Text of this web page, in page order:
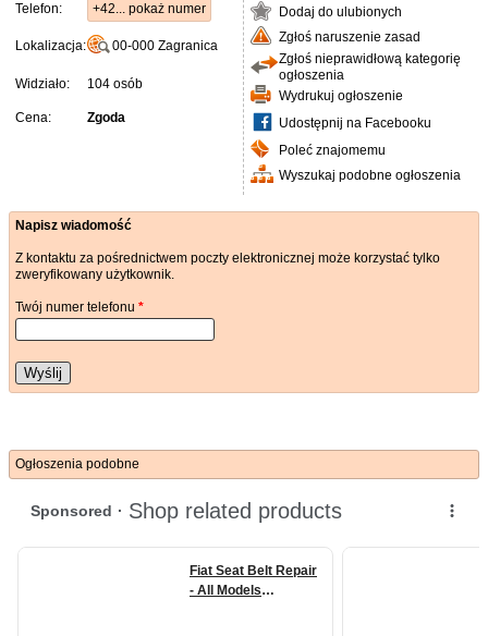
Telefon: +42... pokaż numer
Lokalizacja: 00-000 Zagranica
Widziało: 104 osób
Cena: Zgoda
Dodaj do ulubionych
Zgłoś naruszenie zasad
Zgłoś nieprawidłową kategorię
ogłoszenia
Wydrukuj ogłoszenie
Udostępnij na Facebooku
Poleć znajomemu
Wyszukaj podobne ogłoszenia
Napisz wiadomość
Z kontaktu za pośrednictwem poczty elektronicznej może korzystać tylko
zweryfikowany użytkownik.
Twój numer telefonu *
Wyślij
Ogłoszenia podobne